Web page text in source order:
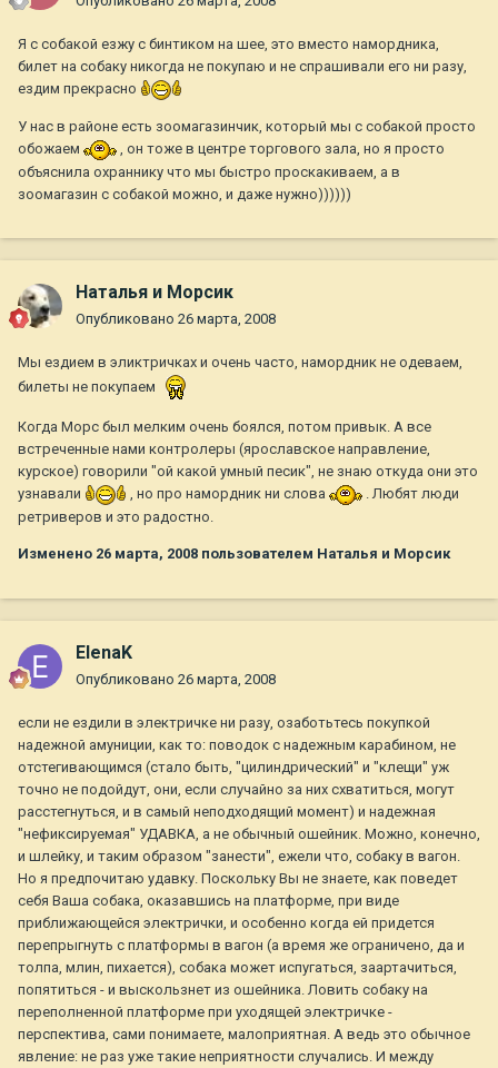
Я с собакой езжу с бинтиком на шее, это вместо намордника,
билет на собаку никогда не покупаю и не спрашивали его ни разу,
ездим прекрасно
У нас в районе есть зоомагазинчик, который мы с собакой просто
обожаем
, он тоже в центре торгового зала, но я просто
объяснила охраннику что мы быстро проскакиваем, а в
зоомагазин с собакой можно, и даже нужно))))))
Наталья и Морсик
Опубликовано 26 марта, 2008
Мы ездием в эликтричках и очень часто, намордник не одеваем,
билеты не покупаем
Когда Морс был мелким очень боялся, потом привык. А все
встреченные нами контролеры (ярославское направление,
курское) говорили "ой какой умный песик", не знаю откуда они это
узнавали
, но про намордник ни слова
. Любят люди
ретриверов и это радостно.
Изменено 26 марта, 2008 пользователем Наталья и Морсик
ElenaK
Опубликовано 26 марта, 2008
если не ездили в электричке ни разу, озаботьтесь покупкой
надежной амуниции, как то: поводок с надежным карабином, не
отстегивающимся (стало быть, "цилиндрический" и "клещи" уж
точно не подойдут, они, если случайно за них схватиться, могут
расстегнуться, и в самый неподходящий момент) и надежная
"нефиксируемая" УДАВКА, а не обычный ошейник. Можно, конечно,
и шлейку, и таким образом "занести", ежели что, собаку в вагон.
Но я предпочитаю удавку. Поскольку Вы не знаете, как поведет
себя Ваша собака, оказавшись на платформе, при виде
приближающейся электрички, и особенно когда ей придется
перепрыгнуть с платформы в вагон (а время же ограничено, да и
толпа, млин, пихается), собака может испугаться, заартачиться,
попятиться - и выскользнет из ошейника. Ловить собаку на
переполненной платформе при уходящей электричке -
перспектива, сами понимаете, малоприятная. А ведь это обычное
явление: не раз уже такие неприятности случались. И между